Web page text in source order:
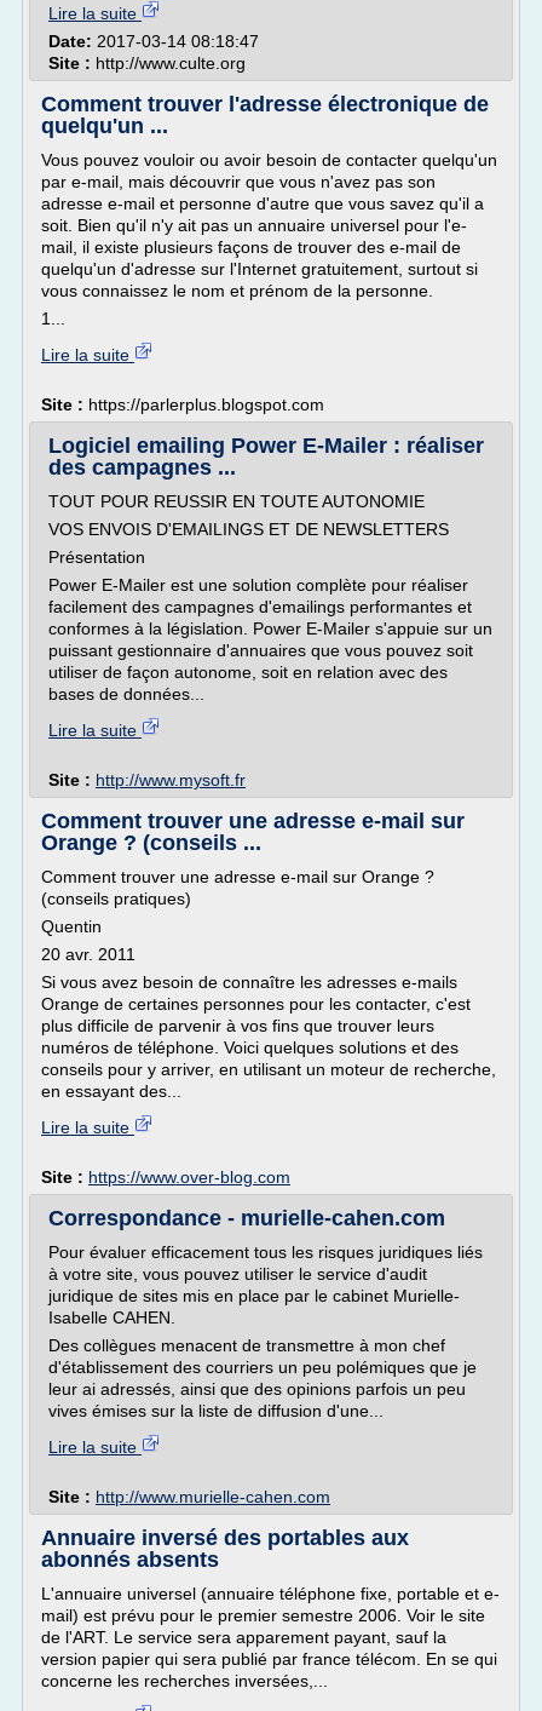
Lire la suite
Date: 2017-03-14 08:18:47
Site : http://www.culte.org
Comment trouver l'adresse électronique de
quelqu'un ...
Vous pouvez vouloir ou avoir besoin de contacter quelqu'un
par e-mail, mais découvrir que vous n'avez pas son
adresse e-mail et personne d'autre que vous savez qu'il a
soit. Bien qu'il n'y ait pas un annuaire universel pour l'e-
mail, il existe plusieurs façons de trouver des e-mail de
quelqu'un d'adresse sur l'Internet gratuitement, surtout si
vous connaissez le nom et prénom de la personne.
1...
Lire la suite
Site : https://parlerplus.blogspot.com
Logiciel emailing Power E-Mailer : réaliser
des campagnes ...
TOUT POUR REUSSIR EN TOUTE AUTONOMIE
VOS ENVOIS D'EMAILINGS ET DE NEWSLETTERS
Présentation
Power E-Mailer est une solution complète pour réaliser
facilement des campagnes d'emailings performantes et
conformes à la législation. Power E-Mailer s'appuie sur un
puissant gestionnaire d'annuaires que vous pouvez soit
utiliser de façon autonome, soit en relation avec des
bases de données...
Lire la suite
Site : http://www.mysoft.fr
Comment trouver une adresse e-mail sur
Orange ? (conseils ...
Comment trouver une adresse e-mail sur Orange ?
(conseils pratiques)
Quentin
20 avr. 2011
Si vous avez besoin de connaître les adresses e-mails
Orange de certaines personnes pour les contacter, c'est
plus difficile de parvenir à vos fins que trouver leurs
numéros de téléphone. Voici quelques solutions et des
conseils pour y arriver, en utilisant un moteur de recherche,
en essayant des...
Lire la suite
Site : https://www.over-blog.com
Correspondance - murielle-cahen.com
Pour évaluer efficacement tous les risques juridiques liés
à votre site, vous pouvez utiliser le service d'audit
juridique de sites mis en place par le cabinet Murielle-
Isabelle CAHEN.
Des collègues menacent de transmettre à mon chef
d'établissement des courriers un peu polémiques que je
leur ai adressés, ainsi que des opinions parfois un peu
vives émises sur la liste de diffusion d'une...
Lire la suite
Site : http://www.murielle-cahen.com
Annuaire inversé des portables aux
abonnés absents
L'annuaire universel (annuaire téléphone fixe, portable et e-
mail) est prévu pour le premier semestre 2006. Voir le site
de l'ART. Le service sera apparement payant, sauf la
version papier qui sera publié par france télécom. En se qui
concerne les recherches inversées,...